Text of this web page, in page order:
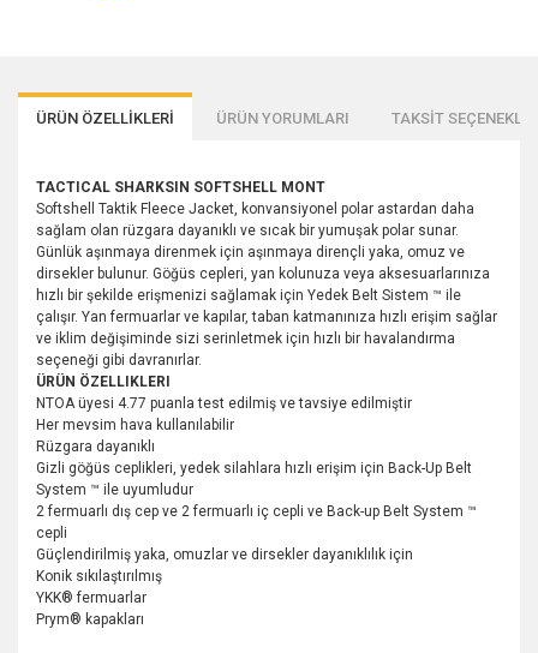
ÜRÜN ÖZELLİKLERİ ÜRÜN YORUMLARI TAKSİT
TACTICAL SHARKSIN SOFTSHELL MONT
Softshell Taktik Fleece Jacket, konvansiyonel polar astardan daha
sağlam olan rüzgara dayanıklı ve sıcak bir yumuşak polar sunar.
Günlük aşınmaya direnmek için aşınmaya dirençli yaka, omuz ve
dirsekler bulunur. Göğüs cepleri, yan kolunuza veya aksesuarlarınıza
hızlı bir şekilde erişmenizi sağlamak için Yedek Belt Sistem ™ ile
çalışır. Yan fermuarlar ve kapılar, taban katmanınıza hızlı erişim sağlar
ve iklim değişiminde sizi serinletmek için hızlı bir havalandırma
seçeneği gibi davranırlar.
ÜRÜN ÖZELLIKLERI
NTOA üyesi 4.77 puanla test edilmiş ve tavsiye edilmiştir
Her mevsim hava kullanılabilir
Rüzgara dayanıklı
Gizli göğüs ceplikleri, yedek silahlara hızlı erişim için Back-Up Belt
System ™ ile uyumludur
2 fermuarlı dış cep ve 2 fermuarlı iç cepli ve Back-up Belt System ™
cepli
Güçlendirilmiş yaka, omuzlar ve dirsekler dayanıklılık için
Konik sıkılaştırılmış
YKK® fermuarlar
Prym® kapakları